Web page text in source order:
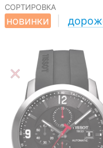
сортировка
новинки